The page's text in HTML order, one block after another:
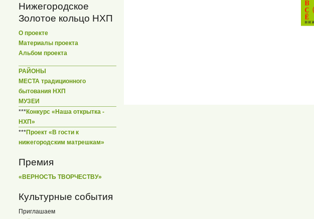
Нижегородское
Золотое кольцо НХП
О проекте
Материалы проекта
Альбом проекта
РАЙОНЫ
МЕСТА традиционного
бытования НХП
МУЗЕИ
***Конкурс «Наша открытка -
НХП»
***Проект «В гости к
нижегородским матрешкам»
Премия
«ВЕРНОСТЬ ТВОРЧЕСТВУ»
Культурные события
Приглашаем